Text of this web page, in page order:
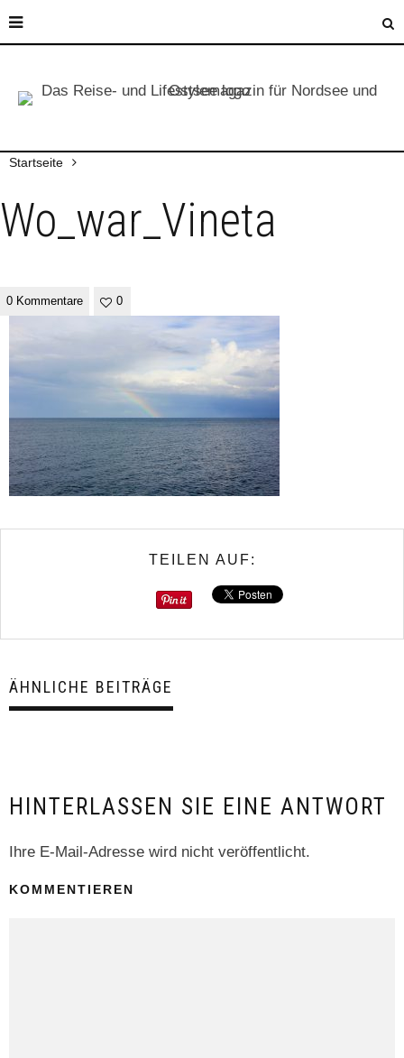
Startseite
Wo_war_Vineta
0 Kommentare 0
TEILEN AUF:
ÄHNLICHE BEITRÄGE
HINTERLASSEN SIE EINE ANTWORT
Ihre E-Mail-Adresse wird nicht veröffentlicht.
KOMMENTIEREN